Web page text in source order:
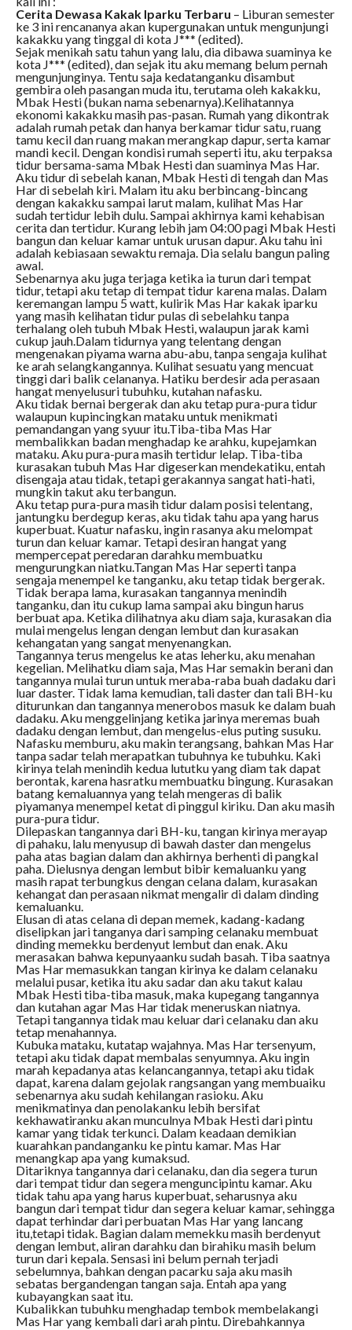
Cerita Dewasa Kakak Iparku Terbaru – Liburan semester
ke 3 ini rencananya akan kupergunakan untuk mengunjungi
kakakku yang tinggal di kota J*** (edited).
Sejak menikah satu tahun yang lalu, dia dibawa suaminya ke
kota J*** (edited), dan sejak itu aku memang belum pernah
mengunjunginya. Tentu saja kedatanganku disambut
gembira oleh pasangan muda itu, terutama oleh kakakku,
Mbak Hesti (bukan nama sebenarnya).Kelihatannya
ekonomi kakakku masih pas-pasan. Rumah yang dikontrak
adalah rumah petak dan hanya berkamar tidur satu, ruang
tamu kecil dan ruang makan merangkap dapur, serta kamar
mandi kecil. Dengan kondisi rumah seperti itu, aku terpaksa
tidur bersama-sama Mbak Hesti dan suaminya Mas Har.
Aku tidur di sebelah kanan, Mbak Hesti di tengah dan Mas
Har di sebelah kiri. Malam itu aku berbincang-bincang
dengan kakakku sampai larut malam, kulihat Mas Har
sudah tertidur lebih dulu. Sampai akhirnya kami kehabisan
cerita dan tertidur. Kurang lebih jam 04:00 pagi Mbak Hesti
bangun dan keluar kamar untuk urusan dapur. Aku tahu ini
adalah kebiasaan sewaktu remaja. Dia selalu bangun paling
awal.
Sebenarnya aku juga terjaga ketika ia turun dari tempat
tidur, tetapi aku tetap di tempat tidur karena malas. Dalam
keremangan lampu 5 watt, kulirik Mas Har kakak iparku
yang masih kelihatan tidur pulas di sebelahku tanpa
terhalang oleh tubuh Mbak Hesti, walaupun jarak kami
cukup jauh.Dalam tidurnya yang telentang dengan
mengenakan piyama warna abu-abu, tanpa sengaja kulihat
ke arah selangkangannya. Kulihat sesuatu yang mencuat
tinggi dari balik celananya. Hatiku berdesir ada perasaan
hangat menyelusuri tubuhku, kutahan nafasku.
Aku tidak bernai bergerak dan aku tetap pura-pura tidur
walaupun kupincingkan mataku untuk menikmati
pemandangan yang syuur itu.Tiba-tiba Mas Har
membalikkan badan menghadap ke arahku, kupejamkan
mataku. Aku pura-pura masih tertidur lelap. Tiba-tiba
kurasakan tubuh Mas Har digeserkan mendekatiku, entah
disengaja atau tidak, tetapi gerakannya sangat hati-hati,
mungkin takut aku terbangun.
Aku tetap pura-pura masih tidur dalam posisi telentang,
jantungku berdegup keras, aku tidak tahu apa yang harus
kuperbuat. Kuatur nafasku, ingin rasanya aku melompat
turun dan keluar kamar. Tetapi desiran hangat yang
mempercepat peredaran darahku membuatku
mengurungkan niatku.Tangan Mas Har seperti tanpa
sengaja menempel ke tanganku, aku tetap tidak bergerak.
Tidak berapa lama, kurasakan tangannya menindih
tanganku, dan itu cukup lama sampai aku bingun harus
berbuat apa. Ketika dilihatnya aku diam saja, kurasakan dia
mulai mengelus lengan dengan lembut dan kurasakan
kehangatan yang sangat menyenangkan.
Tangannya terus mengelus ke atas leherku, aku menahan
kegelian. Melihatku diam saja, Mas Har semakin berani dan
tangannya mulai turun untuk meraba-raba buah dadaku dari
luar daster. Tidak lama kemudian, tali daster dan tali BH-ku
diturunkan dan tangannya menerobos masuk ke dalam buah
dadaku. Aku menggelinjang ketika jarinya meremas buah
dadaku dengan lembut, dan mengelus-elus puting susuku.
Nafasku memburu, aku makin terangsang, bahkan Mas Har
tanpa sadar telah merapatkan tubuhnya ke tubuhku. Kaki
kirinya telah menindih kedua lututku yang diam tak dapat
berontak, karena hasratku membuatku bingung. Kurasakan
batang kemaluannya yang telah mengeras di balik
piyamanya menempel ketat di pinggul kiriku. Dan aku masih
pura-pura tidur.
Dilepaskan tangannya dari BH-ku, tangan kirinya merayap
di pahaku, lalu menyusup di bawah daster dan mengelus
paha atas bagian dalam dan akhirnya berhenti di pangkal
paha. Dielusnya dengan lembut bibir kemaluanku yang
masih rapat terbungkus dengan celana dalam, kurasakan
kehangat dan perasaan nikmat mengalir di dalam dinding
kemaluanku.
Elusan di atas celana di depan memek, kadang-kadang
diselipkan jari tanganya dari samping celanaku membuat
dinding memekku berdenyut lembut dan enak. Aku
merasakan bahwa kepunyaanku sudah basah. Tiba saatnya
Mas Har memasukkan tangan kirinya ke dalam celanaku
melalui pusar, ketika itu aku sadar dan aku takut kalau
Mbak Hesti tiba-tiba masuk, maka kupegang tangannya
dan kutahan agar Mas Har tidak meneruskan niatnya.
Tetapi tangannya tidak mau keluar dari celanaku dan aku
tetap menahannya.
Kubuka mataku, kutatap wajahnya. Mas Har tersenyum,
tetapi aku tidak dapat membalas senyumnya. Aku ingin
marah kepadanya atas kelancangannya, tetapi aku tidak
dapat, karena dalam gejolak rangsangan yang membuaiku
sebenarnya aku sudah kehilangan rasioku. Aku
menikmatinya dan penolakanku lebih bersifat
kekhawatiranku akan munculnya Mbak Hesti dari pintu
kamar yang tidak terkunci. Dalam keadaan demikian
kuarahkan pandanganku ke pintu kamar. Mas Har
menangkap apa yang kumaksud.
Ditariknya tangannya dari celanaku, dan dia segera turun
dari tempat tidur dan segera menguncipintu kamar. Aku
tidak tahu apa yang harus kuperbuat, seharusnya aku
bangun dari tempat tidur dan segera keluar kamar, sehingga
dapat terhindar dari perbuatan Mas Har yang lancang
itu,tetapi tidak. Bagian dalam memekku masih berdenyut
dengan lembut, aliran darahku dan birahiku masih belum
turun dari kepala. Sensasi ini belum pernah terjadi
sebelumnya, bahkan dengan pacarku saja aku masih
sebatas bergandengan tangan saja. Entah apa yang
kubayangkan saat itu.
Kubalikkan tubuhku menghadap tembok membelakangi
Mas Har yang kembali dari arah pintu. Direbahkannya